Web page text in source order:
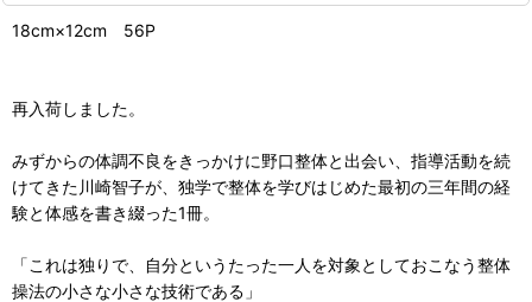
18cm×12cm 56P
再入荷しました。
みずからの体調不良をきっかけに野口整体と出会い、指導活動を続
けてきた川崎智子が、独学で整体を学びはじめた最初の三年間の経
験と体感を書き綴った1冊。
「これは独りで、自分というたった一人を対象としておこなう整体
操法の小さな小さな技術である」